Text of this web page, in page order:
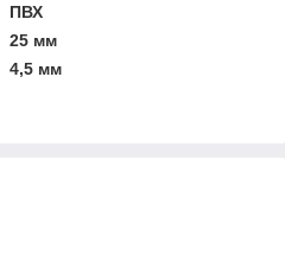
ПВХ
25 мм
4,5 мм